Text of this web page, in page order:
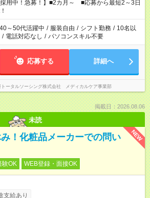
業はしたくない」 など、ご希望を教えてください
お仕事の勤務時間。 合計で週40時間を超える場
せん。
採用中！急募！】■2カ月～ ■応募から最短2～3日
40～50代活躍中 / 服装自由 / シフト勤務 / 10名以
/ 電話対応なし / パソコンスキル不要
応募する 詳細へ
トータルソーシング株式会社 メディカルケア事業部
掲載日：2026.08.06
未読
NEW
！化粧品メーカーでの問い
験OK WEB登録・面接OK
支給あり